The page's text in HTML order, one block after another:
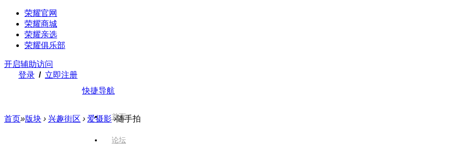
荣耀官网
荣耀商城
荣耀亲选
荣耀俱乐部
开启辅助访问
登录 / 立即注册
快捷导航
首页
论坛
首页»版块 › 兴趣街区 › 爱摄影 ›随手拍